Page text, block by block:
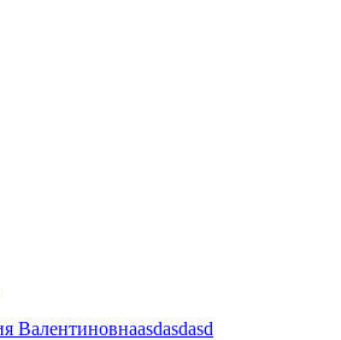
Валентиновнаasdasdasd